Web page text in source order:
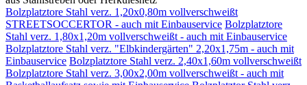
Bolzplatztore Stahl verz. 1,20x0,80m vollverschweißt
STREETSOCCERTOR - auch mit Einbauservice Bolzplatztore
Stahl verz. 1,80x1,20m vollverschweißt - auch mit Einbauservice
Bolzplatztore Stahl verz. "Elbkindergärten" 2,20x1,75m - auch mit
Einbauservice Bolzplatztore Stahl verz. 2,40x1,60m vollverschweißt
Bolzplatztore Stahl verz. 3,00x2,00m vollverschweißt - auch mit